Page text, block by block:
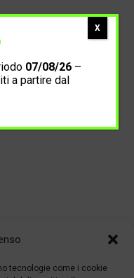
tecnologie come i cookie
07/08/26 –
a partire dal
X